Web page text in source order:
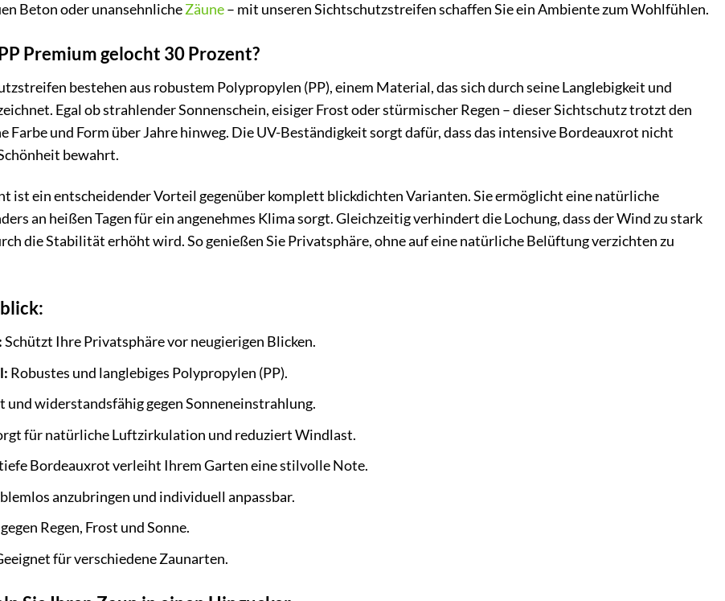
Beton oder unansehnlicheZäune– mit unseren Sichtschutzstreifen schaffen Sie ein Ambiente zum Wohlfühlen.
Premium gelocht 30 Prozent?
bestehen aus robustem Polypropylen (PP), einem Material, das sich durch seine Langlebigkeit und
Egal ob strahlender Sonnenschein, eisiger Frost oder stürmischer Regen – dieser Sichtschutz trotzt den
Farbe und Form über Jahre hinweg. Die UV-Beständigkeit sorgt dafür, dass das intensive Bordeauxrot nicht
bewahrt.
ist ein entscheidender Vorteil gegenüber komplett blickdichten Varianten. Sie ermöglicht eine natürliche
an heißen Tagen für ein angenehmes Klima sorgt. Gleichzeitig verhindert die Lochung, dass der Wind zu stark
die Stabilität erhöht wird. So genießen Sie Privatsphäre, ohne auf eine natürliche Belüftung verzichten zu
Schützt Ihre Privatsphäre vor neugierigen Blicken.
Robustes und langlebiges Polypropylen (PP).
und widerstandsfähig gegen Sonneneinstrahlung.
für natürliche Luftzirkulation und reduziert Windlast.
Bordeauxrot verleiht Ihrem Garten eine stilvolle Note.
anzubringen und individuell anpassbar.
Regen, Frost und Sonne.
für verschiedene Zaunarten.